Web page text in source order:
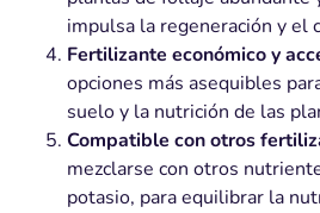
impulsa la regeneración y el
Fertilizante económico y
opciones más asequibles
suelo y la nutrición de las
Compatible con otros
mezclarse con otros
potasio, para equilibrar la